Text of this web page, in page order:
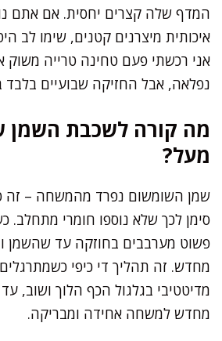
המדף שלה קצרים יחסית. אם אתם
איכותית מיצרנים קטנים, שימו לב
אני רכשתי פעם טחינה טרייה משוק
נפלאה, אבל החזיקה שבועיים בלבד
מה קורה לשכבת
מעל?
שמן השומשום נפרד מהמשחה – זה
סימן לכך שלא נוספו חומרי מתחלב.
פשוט מערבבים בחוזקה עד שהשמן
מחדש. זה תהליך די כיפי
מדיטטיבי בגלגול הכף הלוך ושוב,
מחדש למשחה אחידה ומבריקה.